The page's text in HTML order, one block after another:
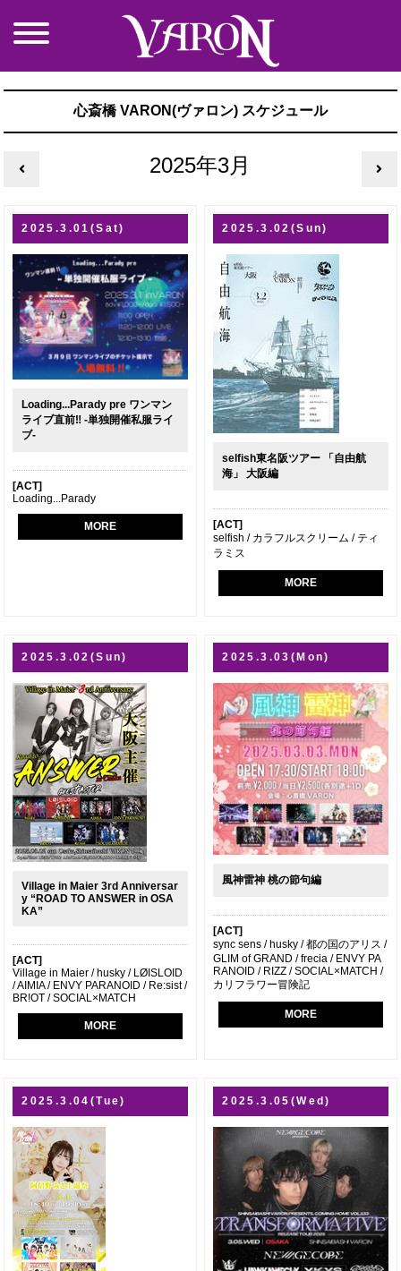
心斎橋 VARON(ヴァロン) スケジュール
2025年3月
2025.3.01(Sat)
Loading...Parady pre ワンマン
ライブ直前‼ -単独開催私服ライ
ブ-
[ACT]
Loading...Parady
MORE
2025.3.02(Sun)
selfish東名阪ツアー 「自由航
海」 大阪編
[ACT]
selfish / カラフルスクリーム / ティ
ラミス
MORE
2025.3.02(Sun)
Village in Maier 3rd Anniversar
y “ROAD TO ANSWER in OSA
KA”
[ACT]
Village in Maier / husky / LØISLOID
/ AIMIA / ENVY PARANOID / Re:sist /
BR!OT / SOCIAL×MATCH
MORE
2025.3.03(Mon)
風神雷神 桃の節句編
[ACT]
sync sens / husky / 都の国のアリス /
GLIM of GRAND / frecia / ENVY PA
RANOID / RIZZ / SOCIAL×MATCH /
カリフラワー冒険記
MORE
2025.3.04(Tue) 2025.3.05(Wed)